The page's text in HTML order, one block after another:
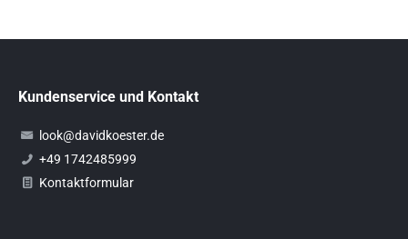
Kundenservice und Kontakt
look@davidkoester.de
+49 1742485999
Kontaktformular